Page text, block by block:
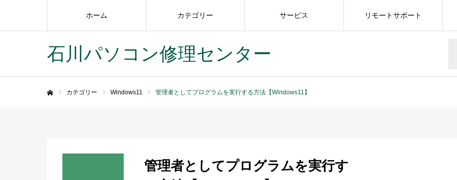
石川パソコン修理センター
ホーム カテゴリー サービス リモートサポート
カテゴリー Windows11 管理者としてプログラムを実行する方法【Windows11】
管理者としてプログラムを実行す